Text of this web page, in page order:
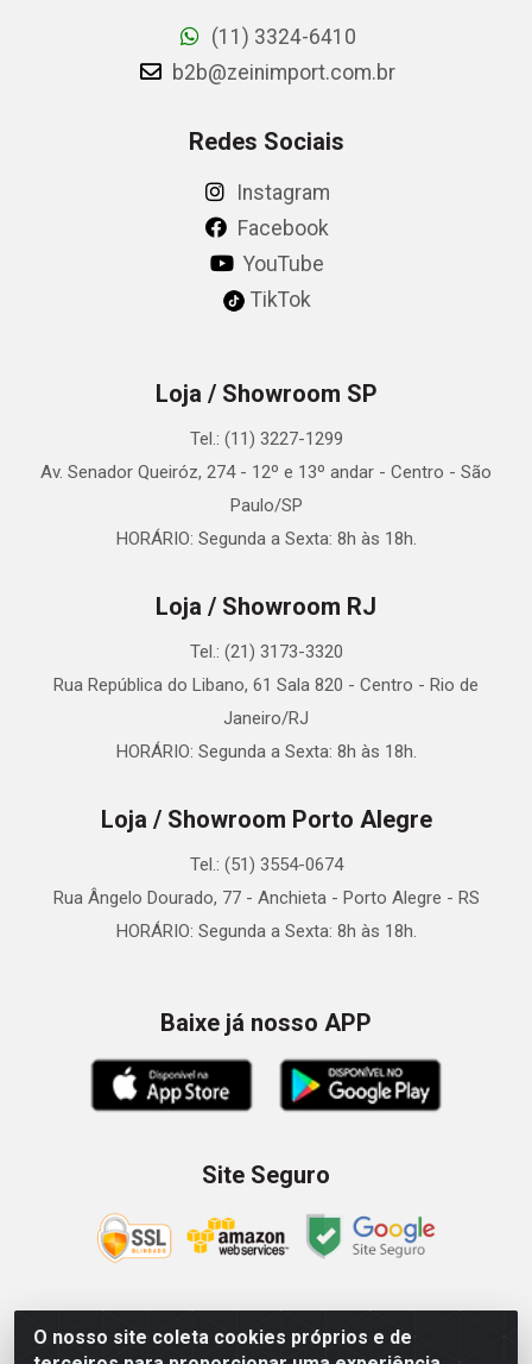
O nosso site coleta cookies próprios e de
(11) 3324-6410
b2b@zeinimport.com.br
Redes Sociais
Instagram
Facebook
YouTube
TikTok
Loja / Showroom SP
Tel.: (11) 3227-1299
Av. Senador Queiróz, 274 - 12º e 13º andar - Centro - São
Paulo/SP
HORÁRIO: Segunda a Sexta: 8h às 18h.
Loja / Showroom RJ
Tel.: (21) 3173-3320
Rua República do Libano, 61 Sala 820 - Centro - Rio de
Janeiro/RJ
HORÁRIO: Segunda a Sexta: 8h às 18h.
Loja / Showroom Porto Alegre
Tel.: (51) 3554-0674
Rua Ângelo Dourado, 77 - Anchieta - Porto Alegre - RS
HORÁRIO: Segunda a Sexta: 8h às 18h.
Baixe já nosso APP
Site Seguro
Zein Importação e Comércio LTDA - Av. Senador Queiróz, 274